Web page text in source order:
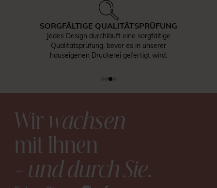
SORGFÄLTIGE QUALITÄTSPRÜFUNG
Jedes Design durchläuft eine sorgfältige
Qualitätsprüfung, bevor es in unserer
hauseigenen Druckerei gefertigt wird.
Wirwachsen
mit Ihnen
– und durch Sie.